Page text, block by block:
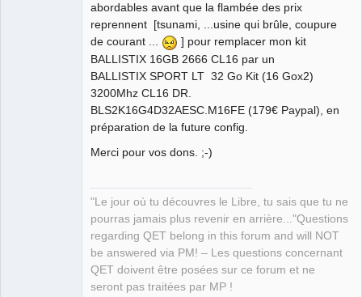
abordables avant que la flambée des prix
reprennent [tsunami, ...usine qui brûle, coupure
de courant ...
] pour remplacer mon kit
BALLISTIX 16GB 2666 CL16 par un
BALLISTIX SPORT LT 32 Go Kit (16 Gox2)
3200Mhz CL16 DR.
BLS2K16G4D32AESC.M16FE (179€ Paypal), en
préparation de la future config.
Merci pour vos dons. ;-)
"Le jour où tu découvres le Libre, tu sais que tu ne
pourras jamais plus revenir en arrière..."Questions
regarding QET belong in this forum and will NOT
be answered via PM! – Les questions concernant
QET doivent être posées sur ce forum et ne
seront pas traitées par MP !